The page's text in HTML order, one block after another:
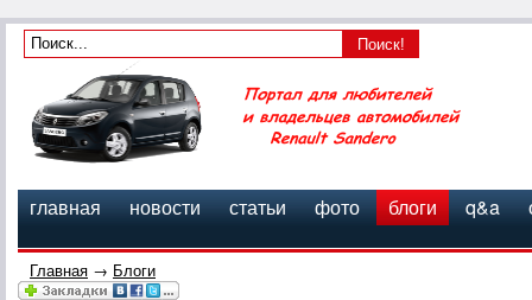
главная новости статьи фото блоги q&a
Главная → Блоги